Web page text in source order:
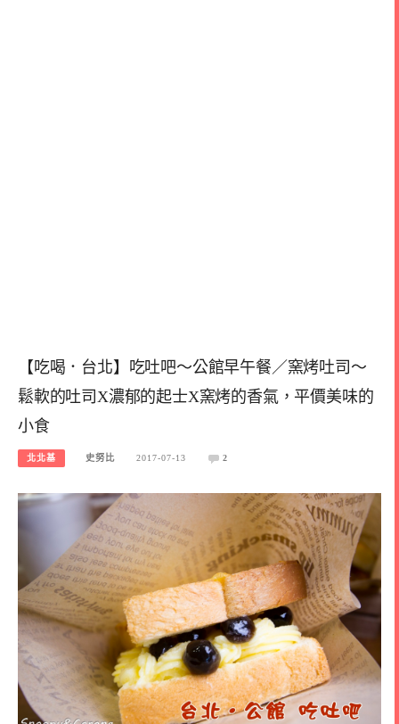
【吃喝．台北】吃吐吧～公館早午餐／窯烤吐司～
鬆軟的吐司X濃郁的起士X窯烤的香氣，平價美味的
小食
北北基 史努比 2017-07-13 2